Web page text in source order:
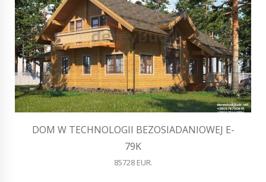
DOM W TECHNOLOGII BEZOSIADANIOWEJ E-
79K
85728 EUR.